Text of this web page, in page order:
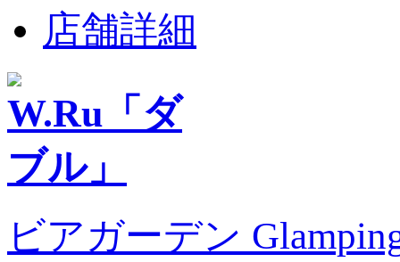
店舗詳細
ビアガーデン